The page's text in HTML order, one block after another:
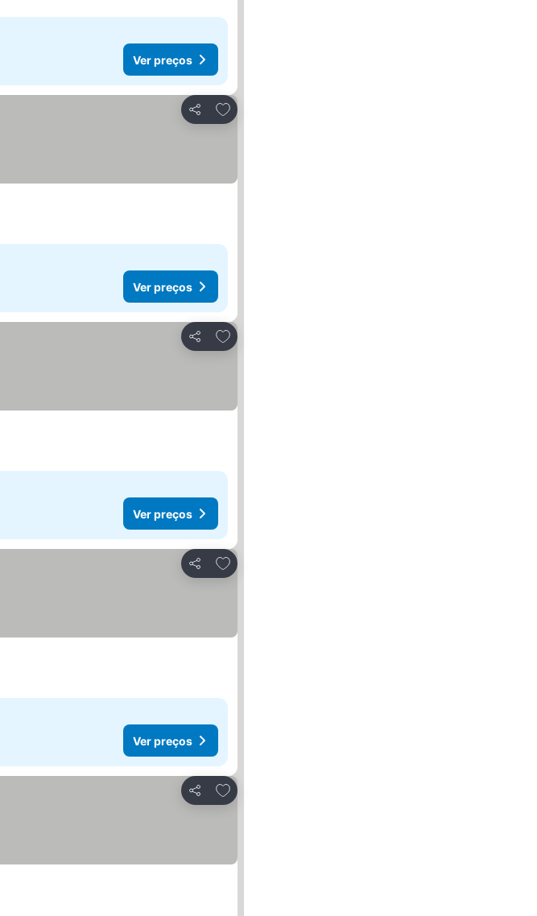
Ver preços
Partilhar
Adicionar aos favoritos
Ver preços
Partilhar
Adicionar aos favoritos
Ver preços
Partilhar
Adicionar aos favoritos
Ver preços
Partilhar
Adicionar aos favoritos